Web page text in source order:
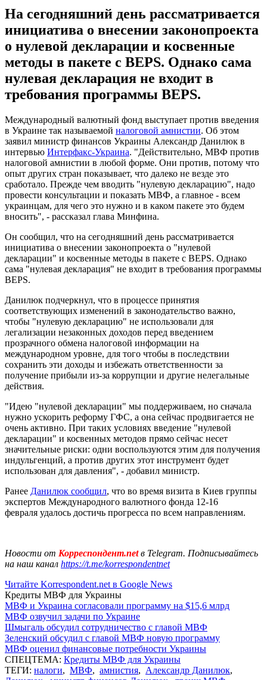
На сегодняшний день рассматривается
инициатива о внесении законопроекта
о нулевой декларации и косвенные
методы в пакете с BEPS. Однако сама
нулевая декларация не входит в
требования программы BEPS.
Международный валютный фонд выступает против введения
в Украине так называемой налоговой амнистии. Об этом
заявил министр финансов Украины Александр Данилюк в
интервью Интерфакс-Украина. "Действительно, МВФ против
налоговой амнистии в любой форме. Они против, потому что
опыт других стран показывает, что далеко не везде это
сработало. Прежде чем вводить "нулевую декларацию", надо
провести консультации и показать МВФ, а главное - всем
украинцам, для чего это нужно и в каком пакете это будем
вносить", - рассказал глава Минфина.
Он сообщил, что на сегодняшний день рассматривается
инициатива о внесении законопроекта о "нулевой
декларации" и косвенные методы в пакете с BEPS. Однако
сама "нулевая декларация" не входит в требования программы
BEPS.
Данилюк подчеркнул, что в процессе принятия
соответствующих изменений в законодательство важно,
чтобы "нулевую декларацию" не использовали для
легализации незаконных доходов перед введением
прозрачного обмена налоговой информации на
международном уровне, для того чтобы в последствии
сохранить эти доходы и избежать ответственности за
получение прибыли из-за коррупции и другие нелегальные
действия.
"Идею "нулевой декларации" мы поддерживаем, но сначала
нужно ускорить реформу ГФС, а она сейчас продвигается не
очень активно. При таких условиях введение "нулевой
декларации" и косвенных методов прямо сейчас несет
значительные риски: одни воспользуются этим для получения
индульгенций, а против других этот инструмент будет
использован для давления", - добавил министр.
Ранее Данилюк сообщил, что во время визита в Киев группы
экспертов Международного валютного фонда 12-16
февраля удалось достичь прогресса по всем направлениям.
Новости от Корреспондент.netв Telegram. Подписывайтесь
на наш канал https://t.me/korrespondentnet
Читайте Korrespondent.net в Google News
Кредиты МВФ для Украины
МВФ и Украина согласовали программу на $15,6 млрд
МВФ озвучил задачи по Украине
Шмыгаль обсудил сотрудничество с главой МВФ
Зеленский обсудил с главой МВФ новую программу
МВФ оценил финансовые потребности Украины
СПЕЦТЕМА: Кредиты МВФ для Украины
ТЕГИ: налоги, МВФ, амнистия, Александр Данилюк,